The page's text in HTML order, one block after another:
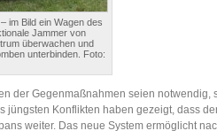
im Bild ein Wagen des
Jammer von
überwachen und
unterbinden. Foto:
der Gegenmaßnahmen seien notwendig,
Konflikten haben gezeigt, dass
weiter. Das neue System ermöglicht